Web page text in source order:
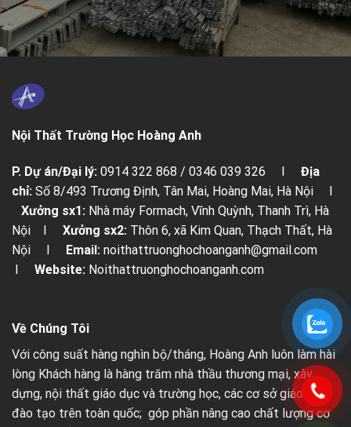
Nội Thất Trường Học Hoàng Anh
P. Dự án/Đại lý: 0914 322 868 / 0346 039 326 I Địa
chỉ: Số 8/493 Trương Định, Tân Mai, Hoàng Mai, Hà Nội I
Xưởng sx1: Nhà máy Formach, Vĩnh Quỳnh, Thanh Trì, Hà
Nội I Xưởng sx2: Thôn 6, xã Kim Quan, Thạch Thất, Hà
Nội I Email: noithattruonghochoanganh@gmail.com
I Website: Noithattruonghochoanganh.com
Về Chúng Tôi
Với công suất hàng nghìn bộ/tháng, Hoàng Anh luôn làm hài
lòng Khách hàng là hàng trăm nhà thầu thương mại, xây
dựng, nội thất giáo dục và trường học, các cơ sở giáo dục,
đào tạo trên toàn quốc; góp phần nâng cao chất lượng cơ